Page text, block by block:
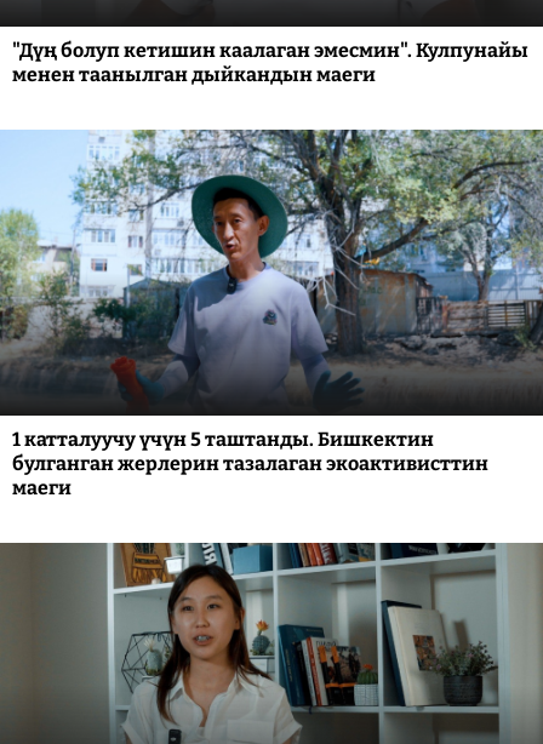
"Дүң болуп кетишин каалаган эмесмин". Кулпунайы
менен таанылган дыйкандын маеги
1 катталуучу үчүн 5 таштанды. Бишкектин
булганган жерлерин тазалаган экоактивисттин
маеги